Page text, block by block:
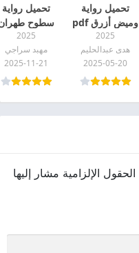
تحميل رواية
وميض أزرق pdf
2025
هدى عبدالحليم
2025-05-20
تحميل رواية
سطوح
pdf
2025
مهبد سراجي
2025-11-21
الحقول الإلزامية مشار إليها